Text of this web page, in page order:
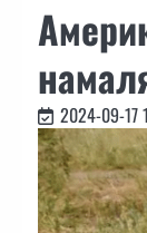
2024-09-17